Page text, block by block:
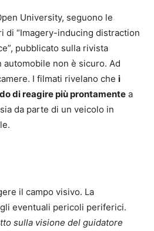
University, seguono le
di “Imagery-inducing distraction
pubblicato sulla rivista
non è sicuro. Ad
I filmati rivelano che i
di reagire più prontamente a
da parte di un veicolo in
il campo visivo. La
eventuali pericoli periferici.
sulla visione del guidatore